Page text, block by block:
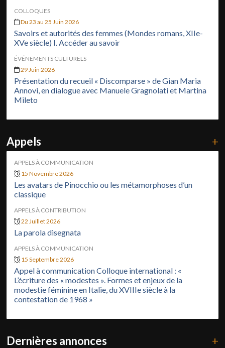
COLLOQUES
Du 23 au 25 Juin 2026
Savoirs et autorités des femmes (Mondes romans, XIIe-
XVe siècle) I. Accéder au savoir
ÉVÉNEMENTS CULTURELS
29 Juin 2026
Présentation du recueil « Discomparse » de Gian Maria
Annovi, en dialogue avec Manuele Gragnolati et Martina
Mileto
Appels +
APPELS À COMMUNICATION
15 Novembre 2026
Les avatars de Pinocchio ou les métamorphoses d’un
classique
APPELS À CONTRIBUTION
22 Juillet 2026
La parola disegnata
APPELS À COMMUNICATION
15 Septembre 2026
Appel à communication Colloque international : «
L’écriture des « modestes ». Formes et enjeux de la
modestie féminine en Italie, du XVIIIe siècle à la
contestation de 1968 »
Dernières annonces +